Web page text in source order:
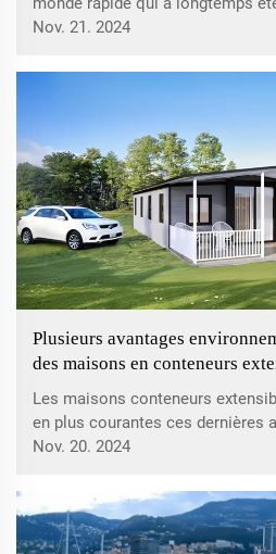
nature était inconfortable et que
représente une évasion urbaine
Nov. 21. 2024
Plusieurs avantages
des maisons en conteneurs
Les maisons conteneurs
en plus courantes ces dernières
présentent de nombreux
fabriquées à partir de
ont été conçues pour...
Nov. 20. 2024